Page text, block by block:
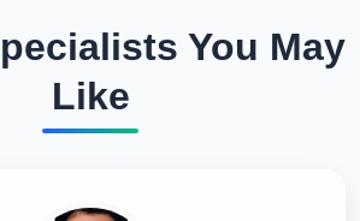
You May
Like